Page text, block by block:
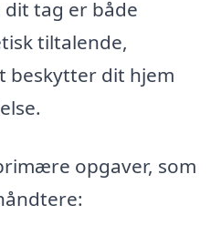
dit tag er både
tiltalende,
beskytter dit hjem
opgaver, som